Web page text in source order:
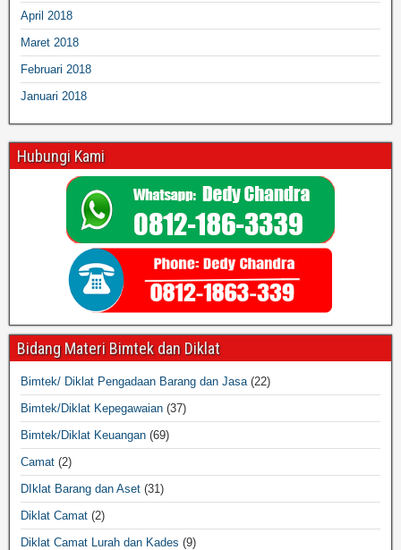
April 2018
Maret 2018
Februari 2018
Januari 2018
Hubungi Kami
Bidang Materi Bimtek dan Diklat
Bimtek/ Diklat Pengadaan Barang dan Jasa(22)
Bimtek/Diklat Kepegawaian (37)
Bimtek/Diklat Keuangan (69)
Camat (2)
DIklat Barang dan Aset (31)
Diklat Camat (2)
Diklat Camat Lurah dan Kades (9)